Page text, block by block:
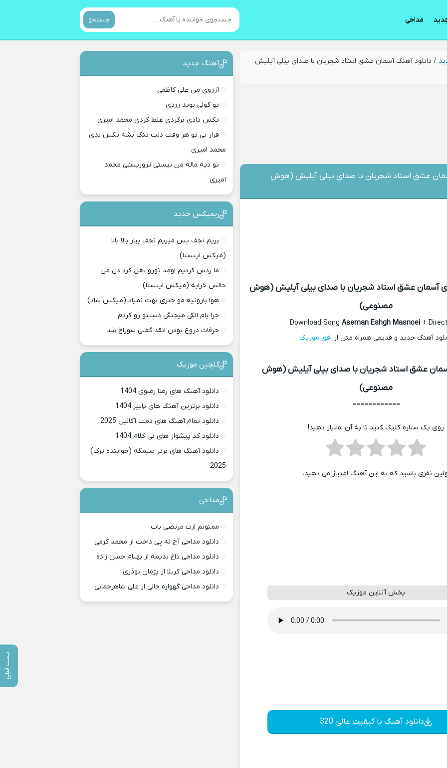
مداحی جستجو
/ دانلود آهنگ آسمان عشق استاد شجریان با صدای بیلی آیلیش
پست قبلی
عشق استاد شجریان با صدای بیلی آیلیش (هوش
آسمان عشق استاد شجریان با صدای بیلی آیلیش (هوش
مصنوعی)
Download SongAseman Eshgh Masnoei +
آهنگ جدید و قدیمی همراه متن از افق موزیک
عشق استاد شجریان با صدای بیلی آیلیش (هوش
مصنوعی)
============
روی یک ستاره کلیک کنید تا به آن امتیاز دهید!
نفری باشید که به این آهنگ امتیاز می دهید.
پخش آنلاین موزیک
دانلود آهنگ با کیفیت عالی 320
آهنگ جدید
آرزوی من علی کاظمی
تو گولی نوید زردی
تکس دادی برگردی غلط کردی محمد امیری
قرار نی تو هر وقت دلت تنگ بشه تکس بدی
محمد امیری
تو دیه ماله من نیستی تروریستی محمد
امیری
ریمیکس جدید
بریم نجف پس میریم نجف بیار بالا بالا
(میکس اینستا)
ما ردش کردیم اومد تورو بغل کرد دل من
حالش خرابه (میکس اینستا)
هوا بارونیه مو چتری بهت نمیاد (میکس شاد)
چرا بام الکی میجنگی دستتو رو کردم
حرفات دروغ بودن انقد گفتی سوراخ شد
گلچین موزیک
دانلود آهنگ های رضا رضوی 1404
دانلود برترین آهنگ های پاییز 1404
دانلود تمام آهنگ های دمت آکالین 2025
دانلود کد پیشواز های بی کلام 1404
دانلود آهنگ های برتر سیمگه (خواننده ترک)
2025
مداحی
ممنونم ازت مرتضی باب
دانلود مداحی آخ له پی داخت از محمد کرمی
دانلود مداحی داغ بدیمه از بهنام حسن زاده
دانلود مداحی کربلا از پژمان نوذری
دانلود مداحی گهواره خالی از علی شاهرحمانی